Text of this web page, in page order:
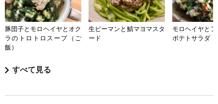
豚団子とモロヘイヤとオク
ラのトロトロスープ（ご
飯）
生ピーマンと鯖マヨマスタ
ード
モロヘイヤと
ポテトサラダ
すべて見る